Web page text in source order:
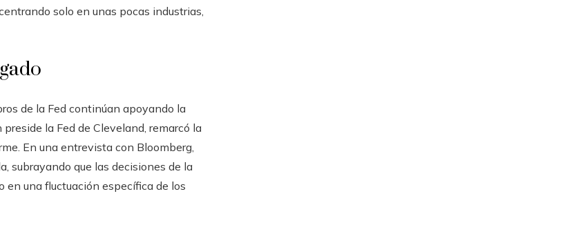
solo en unas pocas industrias,
de la Fed continúan apoyando la
la Fed de Cleveland, remarcó la
En una entrevista con Bloomberg,
subrayando que las decisiones de la
en una fluctuación específica de los